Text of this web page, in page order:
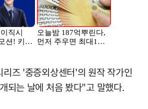
리즈 '중증외상센터'의 원작 작가인
되는 날에 처음 봤다"고 말했다.